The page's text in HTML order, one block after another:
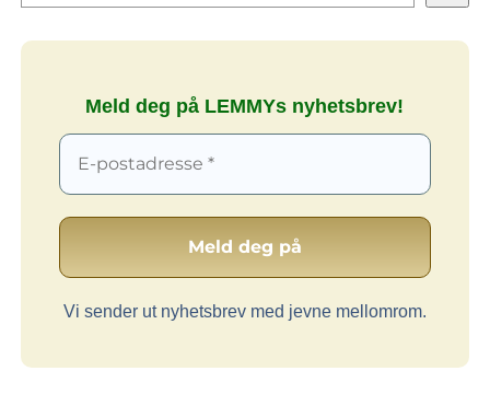
Meld deg på LEMMYs nyhetsbrev!
Vi sender ut nyhetsbrev med jevne mellomrom.